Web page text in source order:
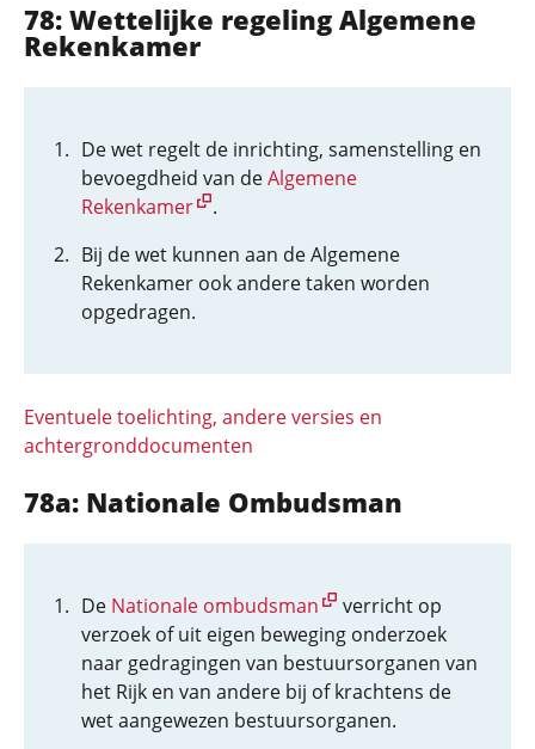
78: Wettelijke regeling Algemene
Rekenkamer
De wet regelt de inrichting, samenstelling en
bevoegdheid van deAlgemene
Rekenkamer
.
Bij de wet kunnen aan de Algemene
Rekenkamer ook andere taken worden
opgedragen.
Eventuele toelichting, andere versies en
achtergronddocumenten
78a: Nationale Ombudsman
De Nationale ombudsman
verricht op
verzoek of uit eigen beweging onderzoek
naar gedragingen van bestuursorganen van
het Rijk en van andere bij of krachtens de
wet aangewezen bestuursorganen.